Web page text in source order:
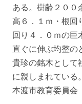
ある。樹齢２００
高６．１ｍ・根回
回り４．０ｍの巨
直ぐに伸ぶ均整の
貴珍の銘木として
に親しまれている。
本渡市教育委員会